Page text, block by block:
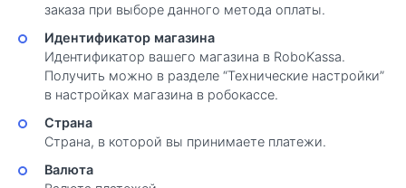
заказа при выборе данного метода оплаты.
Идентификатор магазина
Идентификатор вашего магазина в RoboKassa.
Получить можно в разделе “Технические настройки”
в настройках магазина в робокассе.
Страна
Страна, в которой вы принимаете платежи.
Валюта